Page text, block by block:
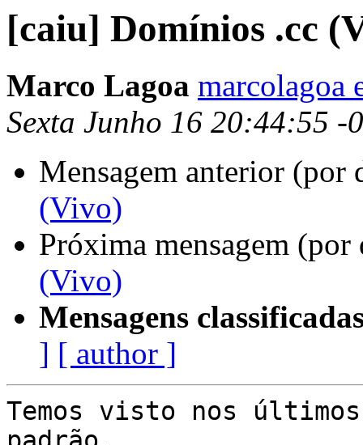
[caiu] Domínios .cc
Marco Lagoa marcolagoa
Sexta Junho 16 20:44:55 -
Mensagem anterior (por
(Vivo)
Próxima mensagem
(Vivo)
Mensagens
] [ author ]
Temos visto nos